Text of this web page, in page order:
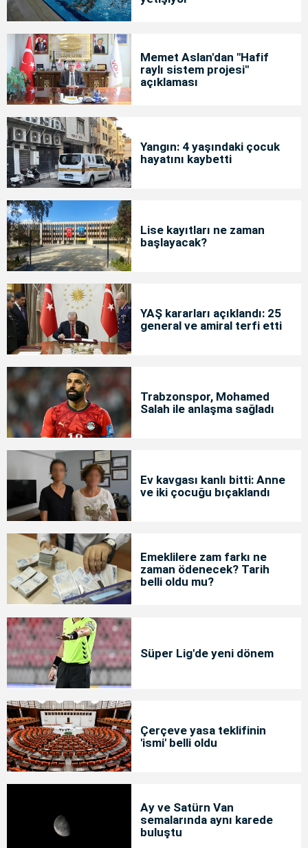
Memet Aslan'dan "Hafif
raylı sistem projesi"
açıklaması
Yangın: 4 yaşındaki çocuk
hayatını kaybetti
Lise kayıtları ne zaman
başlayacak?
YAŞ kararları açıklandı: 25
general ve amiral terfi etti
Trabzonspor, Mohamed
Salah ile anlaşma sağladı
Ev kavgası kanlı bitti: Anne
ve iki çocuğu bıçaklandı
Emeklilere zam farkı ne
zaman ödenecek? Tarih
belli oldu mu?
Süper Lig'de yeni dönem
Çerçeve yasa teklifinin
'ismi' belli oldu
Ay ve Satürn Van
semalarında aynı karede
buluştu